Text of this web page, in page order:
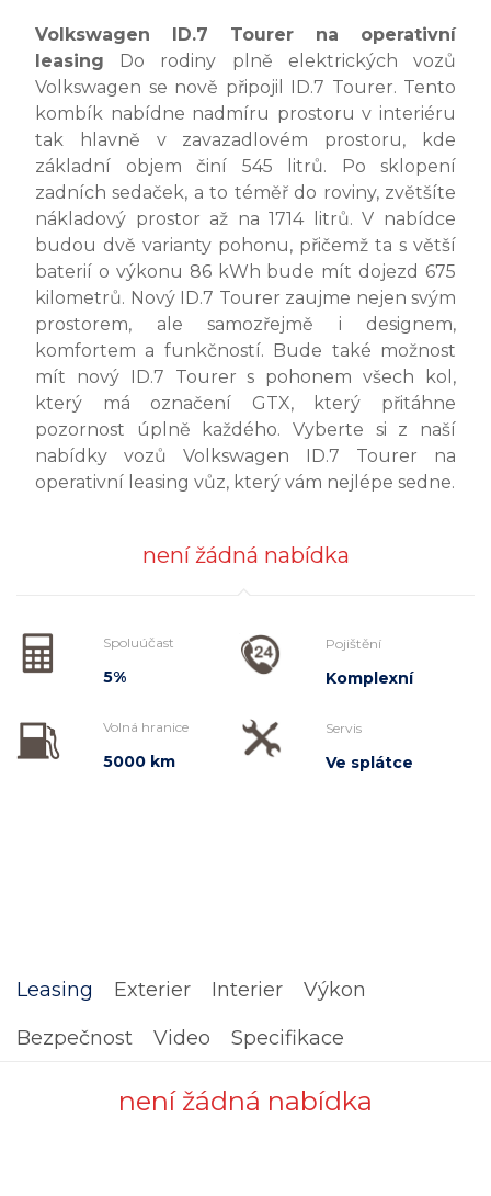
Volkswagen ID.7 Tourer na operativní
leasing Do rodiny plně elektrických vozů
Volkswagen se nově připojil ID.7 Tourer. Tento
kombík nabídne nadmíru prostoru v interiéru
tak hlavně v zavazadlovém prostoru, kde
základní objem činí 545 litrů. Po sklopení
zadních sedaček, a to téměř do roviny, zvětšíte
nákladový prostor až na 1714 litrů. V nabídce
budou dvě varianty pohonu, přičemž ta s větší
baterií o výkonu 86 kWh bude mít dojezd 675
kilometrů. Nový ID.7 Tourer zaujme nejen svým
prostorem, ale samozřejmě i designem,
komfortem a funkčností. Bude také možnost
mít nový ID.7 Tourer s pohonem všech kol,
který má označení GTX, který přitáhne
pozornost úplně každého. Vyberte si z naší
nabídky vozů Volkswagen ID.7 Tourer na
operativní leasing vůz, který vám nejlépe sedne.
není žádná nabídka
Spoluúčast
5%
Volná hranice
5000 km
Pojištění
Komplexní
Servis
Ve splátce
Leasing Exterier Interier
Výkon
Bezpečnost
Video Specifikace
není žádná nabídka